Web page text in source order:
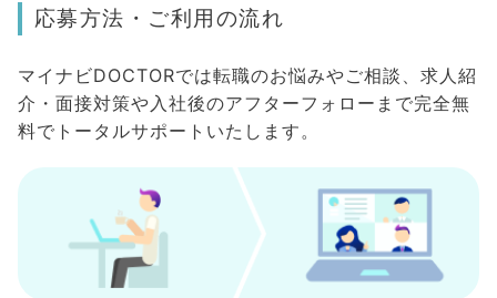
応募方法・ご利用の流れ
マイナビDOCTORでは転職のお悩みやご相談、求人紹
介・面接対策や入社後のアフターフォローまで完全無
料でトータルサポートいたします。